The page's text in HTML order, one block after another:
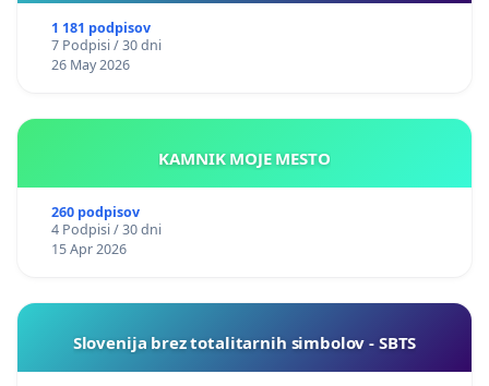
1 181 podpisov
7 Podpisi / 30 dni
26 May 2026
KAMNIK MOJE MESTO
260 podpisov
4 Podpisi / 30 dni
15 Apr 2026
Slovenija brez totalitarnih simbolov - SBTS